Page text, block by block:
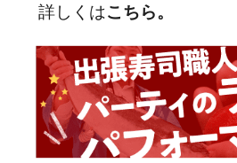
詳しくはこちら。